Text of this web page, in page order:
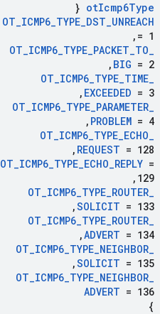
otIcmp6Type
{
OT_ICMP6_TYPE_DST_UNREACH
= 1
,
OT_ICMP6_TYPE_PACKET_TO_
BIG = 2
,
OT_ICMP6_TYPE_TIME_
EXCEEDED = 3
,
OT_ICMP6_TYPE_PARAMETER_
PROBLEM = 4
,
OT_ICMP6_TYPE_ECHO_
REQUEST = 128
,
OT_ICMP6_TYPE_ECHO_REPLY =
129
,
OT_ICMP6_TYPE_ROUTER_
SOLICIT = 133
,
OT_ICMP6_TYPE_ROUTER_
ADVERT = 134
,
OT_ICMP6_TYPE_NEIGHBOR_
SOLICIT = 135
,
OT_ICMP6_TYPE_NEIGHBOR_
ADVERT = 136
}